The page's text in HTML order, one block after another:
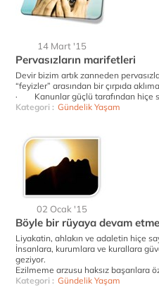
14 Mart '15
Pervasızların marifetleri
Devir bizim artık zanneden
“feyizler” arasından bir çırpıda
· Kanunlar güçlü tarafından hiçe
Kategori : Gündelik Yaşam
02 Ocak '15
Böyle bir rüyaya devam
Liyakatin, ahlakın ve adaletin hiçe
İnsanlara, kurumlara ve kurallara
geziyor.
Ezilmeme arzusu haksız başarılara
Kategori : Gündelik Yaşam